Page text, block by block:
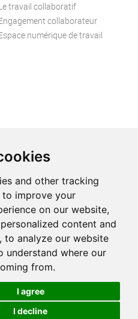
and other tracking
improve your
on our website,
content and
to analyze our website
understand where our
from.
I agree
I decline
travail collaboratif
collaborateur
numérique de travail